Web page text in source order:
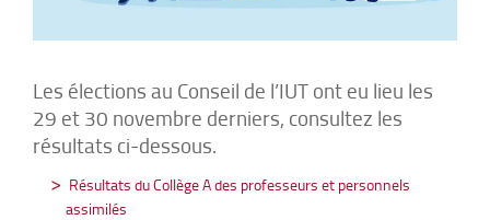
Les élections au Conseil de l’IUT ont eu lieu les
29 et 30 novembre derniers, consultez les
résultats ci-dessous.
Résultats du Collège A des professeurs et personnels
assimilés